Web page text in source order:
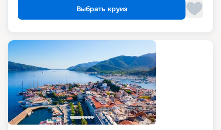
Выбрать круиз